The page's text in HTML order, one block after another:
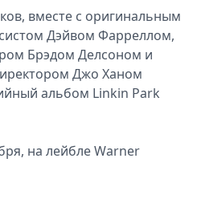
вместе с оригинальным
Дэйвом Фарреллом,
Брэдом Делсоном и
Джо Ханом
альбом Linkin Park
на лейбле Warner